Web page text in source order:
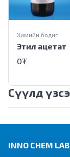
Этил ацетат
Химийн бодис
0₮
Сүүлд
INNO CHEM LAB